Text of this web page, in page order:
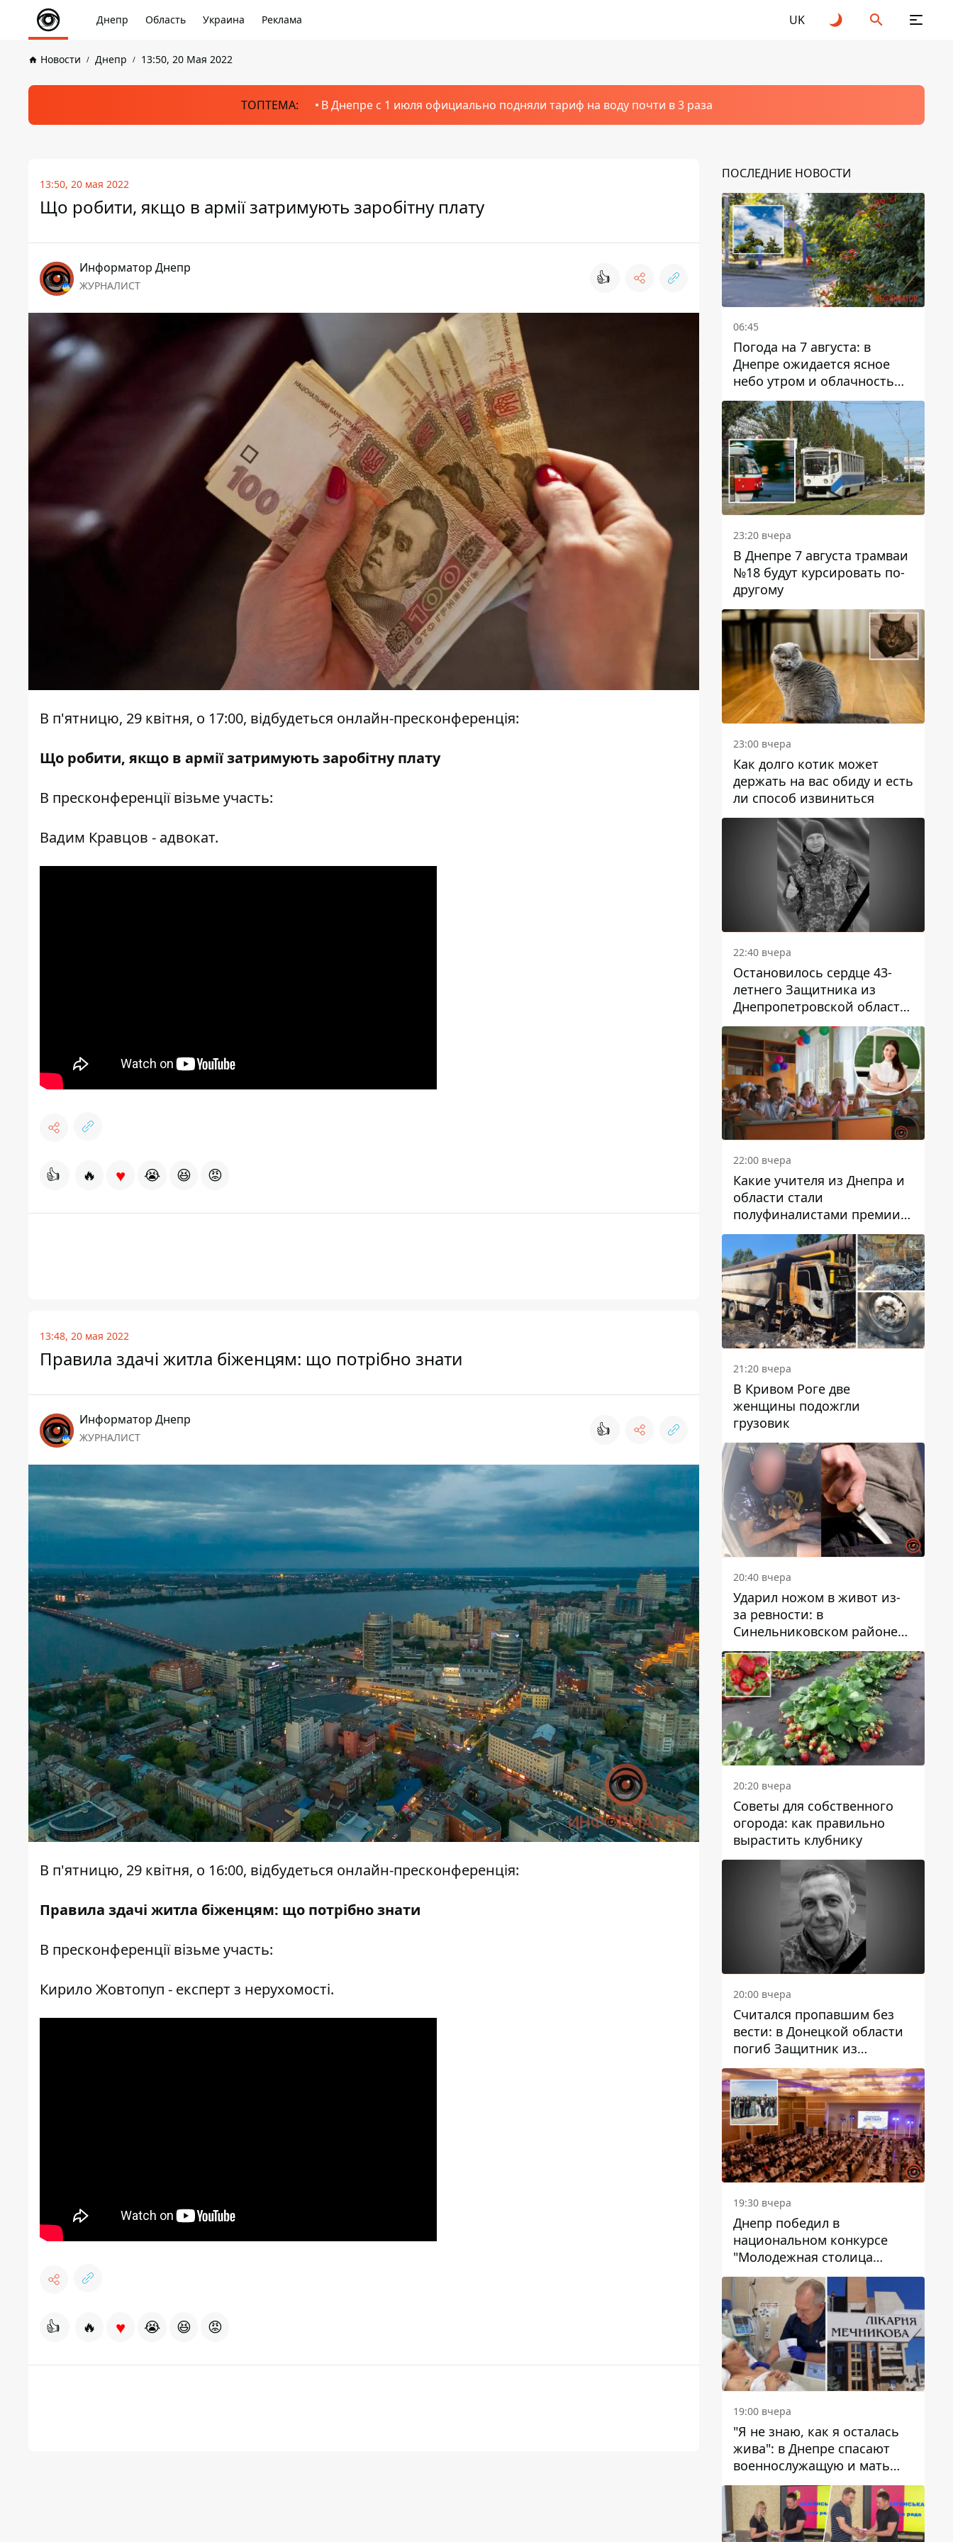
Днепр Область Украина Реклама UK
Новости Днепр 13:50, 20 Мая 2022
ТОПТЕМА: В Днепре с 1 июля официально подняли тариф на воду почти в 3 раза
13:50, 20 мая 2022
Що робити, якщо в армії затримують заробітну плату
Информатор Днепр
ЖУРНАЛИСТ 👍
В п'ятницю, 29 квітня, о 17:00, відбудеться онлайн-пресконференція:
Що робити, якщо в армії затримують заробітну плату
В пресконференції візьме участь:
Вадим Кравцов - адвокат.
👍 🔥 ♥ 😭 😆 😡
13:48, 20 мая 2022
Правила здачі житла біженцям: що потрібно знати
Информатор Днепр
ЖУРНАЛИСТ 👍
В п'ятницю, 29 квітня, о 16:00, відбудеться онлайн-пресконференція:
Правила здачі житла біженцям: що потрібно знати
В пресконференції візьме участь:
Кирило Жовтопуп - експерт з нерухомості.
👍 🔥 ♥ 😭 😆 😡
ПОСЛЕДНИЕ НОВОСТИ
06:45
Погода на 7 августа: в
Днепре ожидается ясное
небо утром и облачность
после обеда
23:20 вчера
В Днепре 7 августа трамваи
№18 будут курсировать по-
другому
23:00 вчера
Как долго котик может
держать на вас обиду и есть
ли способ извиниться
22:40 вчера
Остановилось сердце 43-
летнего Защитника из
Днепропетровской области
Евгения Зинченко
22:00 вчера
Какие учителя из Днепра и
области стали
полуфиналистами премии
Global Teacher Prize Ukraine
2026
21:20 вчера
В Кривом Роге две
женщины подожгли
грузовик
20:40 вчера
Ударил ножом в живот из-
за ревности: в
Синельниковском районе
задержали 49-летнего
мужчину за убийство
20:20 вчера
Советы для собственного
огорода: как правильно
вырастить клубнику
20:00 вчера
Считался пропавшим без
вести: в Донецкой области
погиб Защитник из
Каменского Антон
Красовский
19:30 вчера
Днепр победил в
национальном конкурсе
"Молодежная столица
Украины – 2026"
19:00 вчера
"Я не знаю, как я осталась
жива": в Днепре спасают
военнослужащую и мать
четверых детей, которую
ранил КАБ